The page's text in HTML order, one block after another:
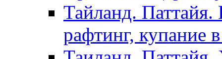
Тайланд. Паттайя.
рафтинг, купание